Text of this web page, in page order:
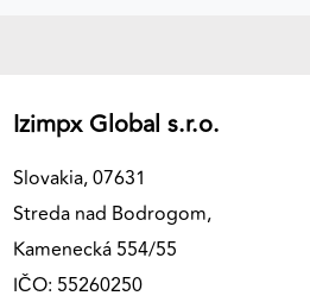
Izimpx Global s.r.o.
Slovakia, 07631
Streda nad Bodrogom,
Kamenecká 554/55
IČO: 55260250